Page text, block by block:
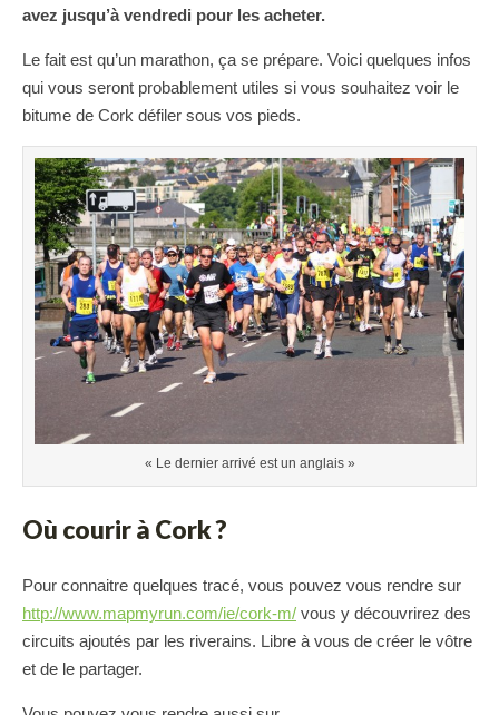
avez jusqu’à vendredi pour les acheter.
Le fait est qu’un marathon, ça se prépare. Voici quelques infos
qui vous seront probablement utiles si vous souhaitez voir le
bitume de Cork défiler sous vos pieds.
« Le dernier arrivé est un anglais »
Où courir à Cork ?
Pour connaitre quelques tracé, vous pouvez vous rendre sur
http://www.mapmyrun.com/ie/cork-m/ vous y découvrirez des
circuits ajoutés par les riverains. Libre à vous de créer le vôtre
et de le partager.